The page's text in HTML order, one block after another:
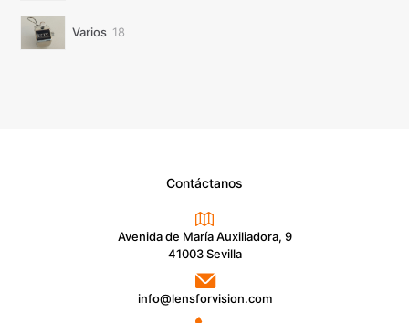
Varios 1818
Contáctanos
Avenida de María Auxiliadora, 9
41003 Sevilla
info@lensforvision.com